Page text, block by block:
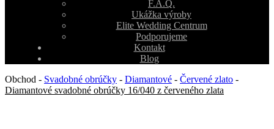
F.A.Q.
Ukážka výroby
Elite Wedding Centrum
Podporujeme
Kontakt
Blog
Obchod - Svadobné obrúčky - Diamantové - Červené zlato -
Diamantové svadobné obrúčky 16/040 z červeného zlata